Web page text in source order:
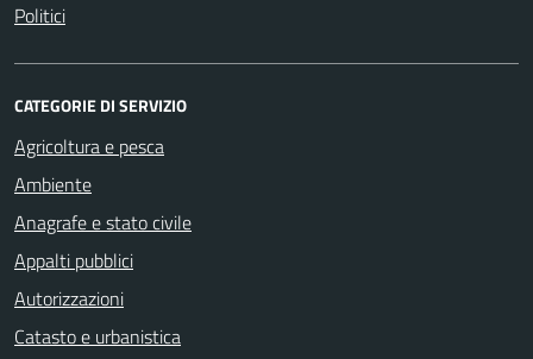
Politici
CATEGORIE DI SERVIZIO
Agricoltura e pesca
Ambiente
Anagrafe e stato civile
Appalti pubblici
Autorizzazioni
Catasto e urbanistica